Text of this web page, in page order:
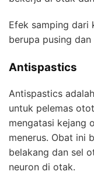
Efek samping dari
berupa pusing dan
Antispastics
Antispastics
untuk pelemas
mengatasi kejang
menerus. Obat ini
belakang dan sel
neuron di otak.